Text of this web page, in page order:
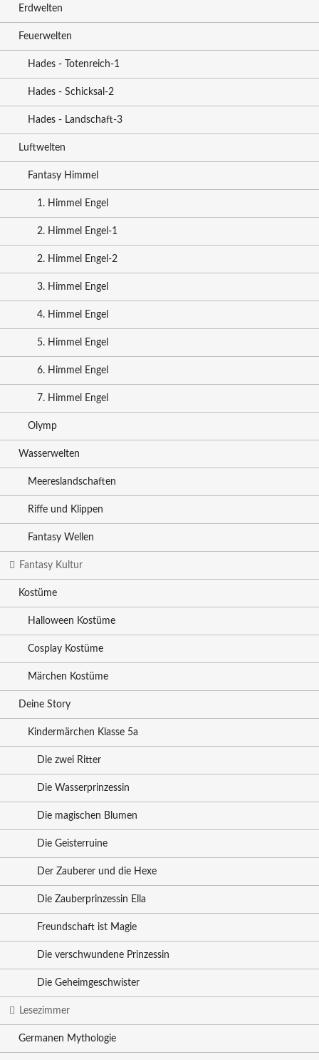
Erdwelten
Feuerwelten
Hades - Totenreich-1
Hades - Schicksal-2
Hades - Landschaft-3
Luftwelten
Fantasy Himmel
1. Himmel Engel
2. Himmel Engel-1
2. Himmel Engel-2
3. Himmel Engel
4. Himmel Engel
5. Himmel Engel
6. Himmel Engel
7. Himmel Engel
Olymp
Wasserwelten
Meereslandschaften
Riffe und Klippen
Fantasy Wellen
Fantasy Kultur
Kostüme
Halloween Kostüme
Cosplay Kostüme
Märchen Kostüme
Deine Story
Kindermärchen Klasse 5a
Die zwei Ritter
Die Wasserprinzessin
Die magischen Blumen
Die Geisterruine
Der Zauberer und die Hexe
Die Zauberprinzessin Ella
Freundschaft ist Magie
Die verschwundene Prinzessin
Die Geheimgeschwister
Lesezimmer
Germanen Mythologie